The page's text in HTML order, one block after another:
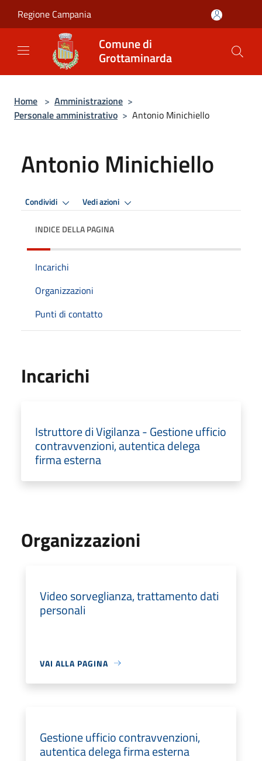
Regione Campania
Comune di
Grottaminarda
Home > Amministrazione >
Personale amministrativo > Antonio Minichiello
Antonio Minichiello
Condividi Vedi azioni
INDICE DELLA PAGINA
Incarichi
Organizzazioni
Punti di contatto
Incarichi
Istruttore di Vigilanza - Gestione ufficio
contravvenzioni, autentica delega
firma esterna
Organizzazioni
Video sorveglianza, trattamento dati
personali
VAI ALLA PAGINA
Gestione ufficio contravvenzioni,
autentica delega firma esterna